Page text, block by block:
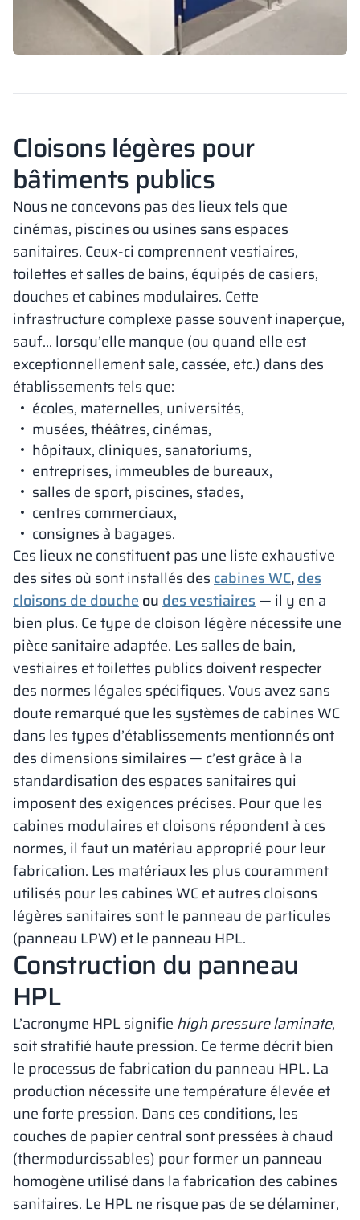
Cloisons légères pour
bâtiments publics
Nous ne concevons pas des lieux tels que
cinémas, piscines ou usines sans espaces
sanitaires. Ceux-ci comprennent vestiaires,
toilettes et salles de bains, équipés de casiers,
douches et cabines modulaires. Cette
infrastructure complexe passe souvent inaperçue,
sauf… lorsqu’elle manque (ou quand elle est
exceptionnellement sale, cassée, etc.) dans des
établissements tels que:
écoles, maternelles, universités,
musées, théâtres, cinémas,
hôpitaux, cliniques, sanatoriums,
entreprises, immeubles de bureaux,
salles de sport, piscines, stades,
centres commerciaux,
consignes à bagages.
Ces lieux ne constituent pas une liste exhaustive
des sites où sont installés descabines WC,des
cloisons de doucheoudes vestiaires— il y en a
bien plus. Ce type de cloison légère nécessite une
pièce sanitaire adaptée. Les salles de bain,
vestiaires et toilettes publics doivent respecter
des normes légales spécifiques. Vous avez sans
doute remarqué que les systèmes de cabines WC
dans les types d’établissements mentionnés ont
des dimensions similaires — c’est grâce à la
standardisation des espaces sanitaires qui
imposent des exigences précises. Pour que les
cabines modulaires et cloisons répondent à ces
normes, il faut un matériau approprié pour leur
fabrication. Les matériaux les plus couramment
utilisés pour les cabines WC et autres cloisons
légères sanitaires sont le panneau de particules
(panneau LPW) et le panneau HPL.
Construction du panneau
HPL
L’acronyme HPL signifie high pressure laminate,
soit stratifié haute pression. Ce terme décrit bien
le processus de fabrication du panneau HPL. La
production nécessite une température élevée et
une forte pression. Dans ces conditions, les
couches de papier central sont pressées à chaud
(thermodurcissables) pour former un panneau
homogène utilisé dans la fabrication des cabines
sanitaires. Le HPL ne risque pas de se délaminer,